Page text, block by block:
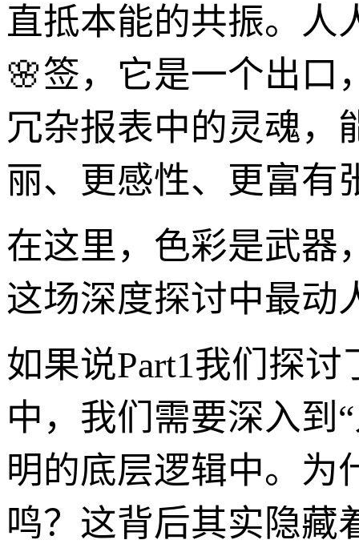
直抵本能的共振。人
🌸签，它是一个出口
冗杂报表中的灵魂，
丽、更感性、更富有
在这里，色彩是武器
这场深度探讨中最动
如果说Part1我们探
中，我们需要深入到
明的底层逻辑中。为
鸣？这背后其实隐藏